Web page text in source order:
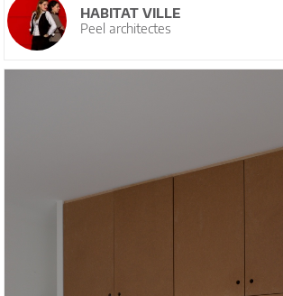
HABITAT VILLE
Peel architectes